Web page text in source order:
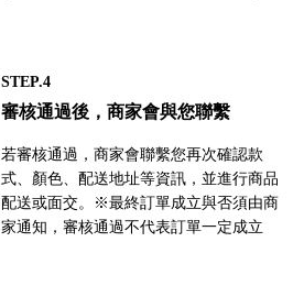
STEP.4
審核通過後，商家會與您聯繫
若審核通過，商家會聯繫您再次確認款
式、顏色、配送地址等資訊，並進行商品
配送或面交。※最終訂單成立與否須由商
家通知，審核通過不代表訂單一定成立